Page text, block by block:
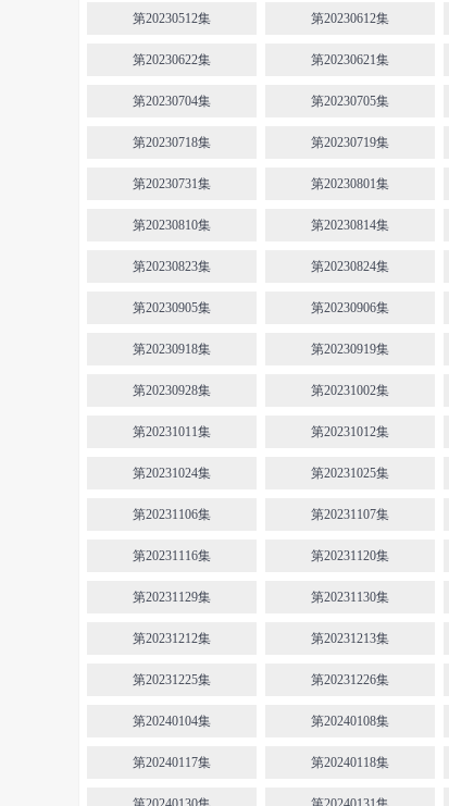
第20230512集 第20230612集
第20230622集 第20230621集
第20230704集 第20230705集
第20230718集 第20230719集
第20230731集 第20230801集
第20230810集 第20230814集
第20230823集 第20230824集
第20230905集 第20230906集
第20230918集 第20230919集
第20230928集 第20231002集
第20231011集 第20231012集
第20231024集 第20231025集
第20231106集 第20231107集
第20231116集 第20231120集
第20231129集 第20231130集
第20231212集 第20231213集
第20231225集 第20231226集
第20240104集 第20240108集
第20240117集 第20240118集